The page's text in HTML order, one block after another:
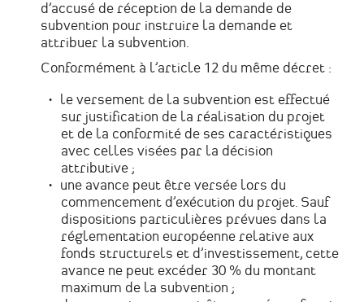
d’accusé de réception de la demande de
subvention pour instruire la demande et
attribuer la subvention.
Conformément à l’article 12 du même décret :
le versement de la subvention est effectué
sur justification de la réalisation du projet
et de la conformité de ses caractéristiques
avec celles visées par la décision
attributive ;
une avance peut être versée lors du
commencement d’exécution du projet. Sauf
dispositions particulières prévues dans la
réglementation européenne relative aux
fonds structurels et d’investissement, cette
avance ne peut excéder 30 % du montant
maximum de la subvention ;